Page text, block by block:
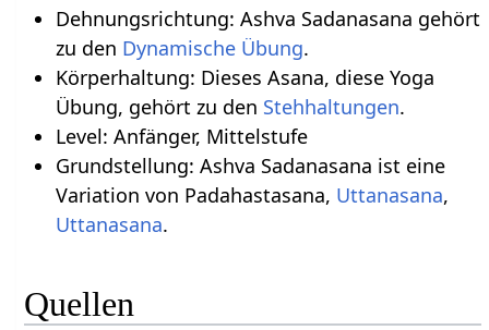
Dehnungsrichtung: Ashva Sadanasana gehört
zu den Dynamische Übung.
Körperhaltung: Dieses Asana, diese Yoga
Übung, gehört zu den Stehhaltungen.
Level: Anfänger, Mittelstufe
Grundstellung: Ashva Sadanasana ist eine
Variation von Padahastasana, Uttanasana,
Uttanasana.
Quellen